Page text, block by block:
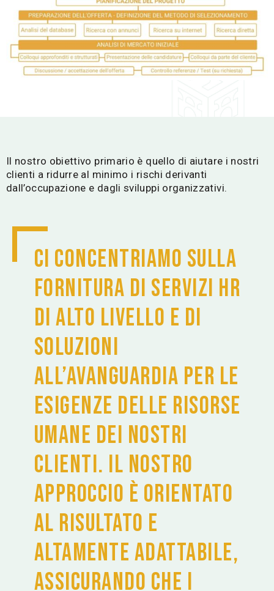
Il nostro obiettivo primario è quello di aiutare i nostri
clienti a ridurre al minimo i rischi derivanti
dall’occupazione e dagli sviluppi organizzativi.
Ci concentriamo sulla
fornitura di servizi HR
di alto livello e di
soluzioni
all’avanguardia per le
esigenze delle risorse
umane dei nostri
clienti. Il nostro
approccio è orientato
al risultato e
altamente adattabile,
assicurando che i